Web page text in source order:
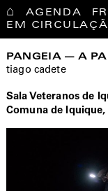
⌂ AGENDA
EM
PANGEIA — A
tiago cadete
Sala Veteranos de
Comuna de Iquique,